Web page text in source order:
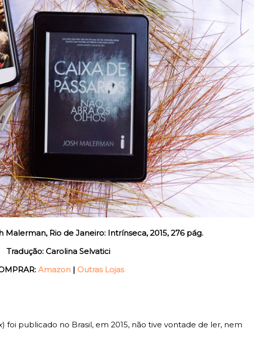
Malerman, Rio de Janeiro: Intrínseca, 2015, 276 pág.
Tradução: Carolina Selvatici
Amazon | Outras Lojas
) foi publicado no Brasil, em 2015, não tive vontade de ler, nem